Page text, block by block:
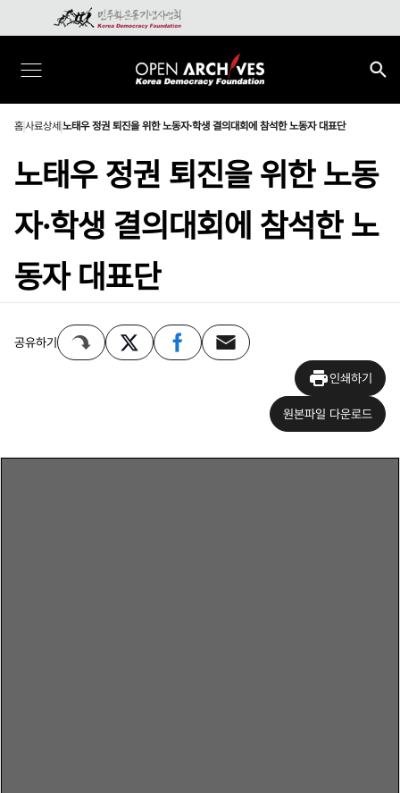
홈사료상세 노태우 정권 퇴진을 위한 노동자·학생 결의대회에 참석한 노동자 대표단
노태우 정권 퇴진을 위한 노동
자·학생 결의대회에 참석한 노
동자 대표단
공유하기
인쇄하기
원본파일 다운로드